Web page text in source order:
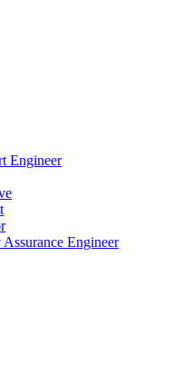
Engineer
Engineer